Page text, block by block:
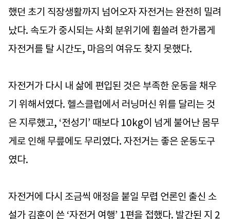
했던 초기 직장생활까지 넘어오자 자전거는 완전히 밀려
났다. 속도가 중시되는 사회 분위기에 휩쓸려 한가롭게
자전거를 탈 시간도, 마음의 여유도 찾지 못했다.
자전거가 다시 내 삶에 편입된 것은 부족한 운동을 채우
기 위해서였다. 헬스클럽에서 러닝머신 위를 달리는 것
은 지루했고, ‘전성기’ 때보다 10kg이 넘게 불어난 몸무
게로 인해 무릎에도 무리였다. 자전거는 좋은 운동도구
였다.
자전거에 다시 조금씩 애정을 붙일 무렵 언론인 출신 소
설가 김훈이 쓴 ‘자전거 여행’ 1편을 접했다. 발간된 지 2